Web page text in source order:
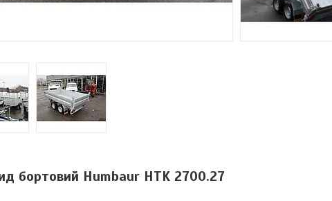
бортовий Humbaur HTK 2700.27